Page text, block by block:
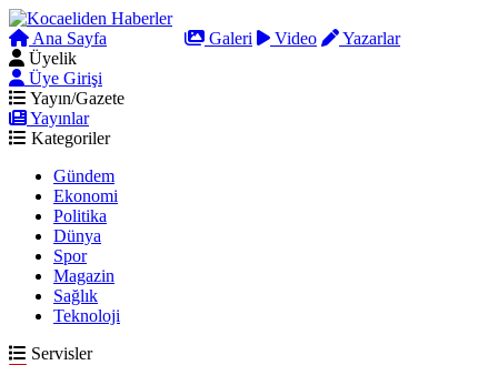
Ana Sayfa Galeri Video
Yazarlar
Üyelik
Üye Girişi
Yayın/Gazete
Yayınlar
Kategoriler
Gündem
Ekonomi
Politika
Dünya
Spor
Magazin
Sağlık
Teknoloji
Servisler